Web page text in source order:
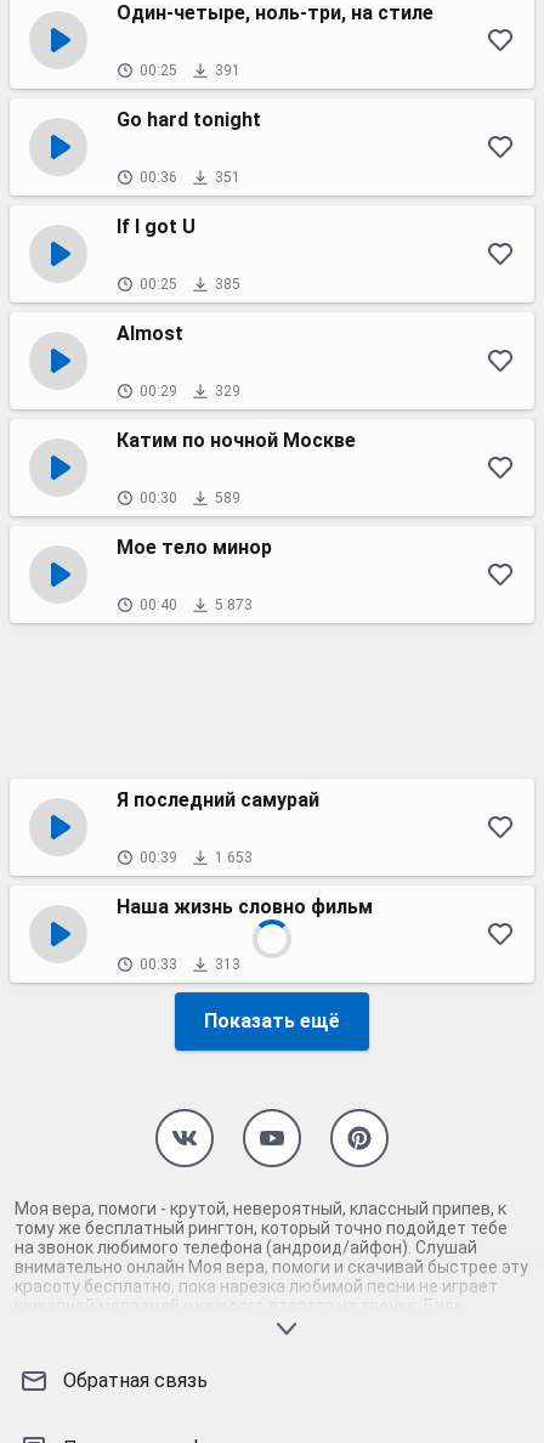
Один-четыре, ноль-три, на стиле
00:25 391
Go hard tonight
00:36 351
If I got U
00:25 385
Almost
00:29 329
Катим по ночной Москве
00:30 589
Мое тело минор
00:40 5 873
Я последний самурай
00:39 1 653
Наша жизнь словно фильм
00:33 313
Показать ещё
Моя вера, помоги - крутой, невероятный, классный припев, к
тому же бесплатный рингтон, который точно подойдет тебе
на звонок любимого телефона (андроид/айфон). Слушай
внимательно онлайн Моя вера, помоги и скачивай быстрее эту
красоту бесплатно, пока нарезка любимой песни не играет
шикарной мелодией у каждого второго на звонке. Будь
первым, кто скачает бесплатно сей шедевр музыки и оценит
нарезку mp3 песни на звонок телефона, ну, или m4r мелодию
Обратная связь